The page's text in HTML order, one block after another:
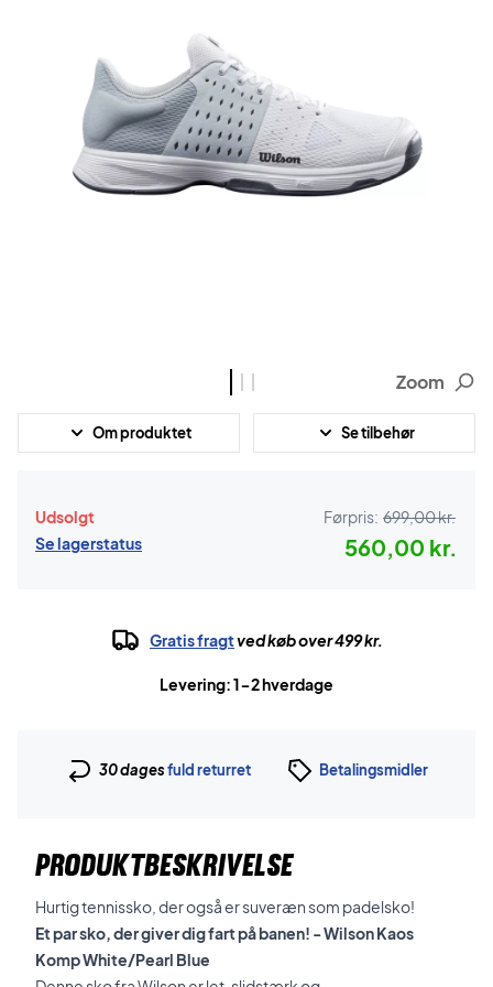
Zoom
Om produktet Se tilbehør
Udsolgt
Se lagerstatus
Førpris: 699,00 kr.
560,00 kr.
Gratis fragtved køb over 499 kr.
Levering: 1-2 hverdage
30 dagesfuld returret Betalingsmidler
PRODUKTBESKRIVELSE
Hurtig tennissko, der også er suveræn som padelsko!
Et par sko, der giver dig fart på banen! - Wilson Kaos
Komp White/Pearl Blue